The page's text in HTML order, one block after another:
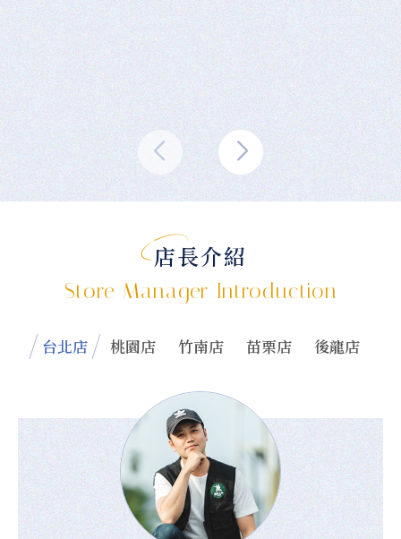
店長介紹
Store Manager Introduction
台北店 桃園店 竹南店 苗栗店 後龍店